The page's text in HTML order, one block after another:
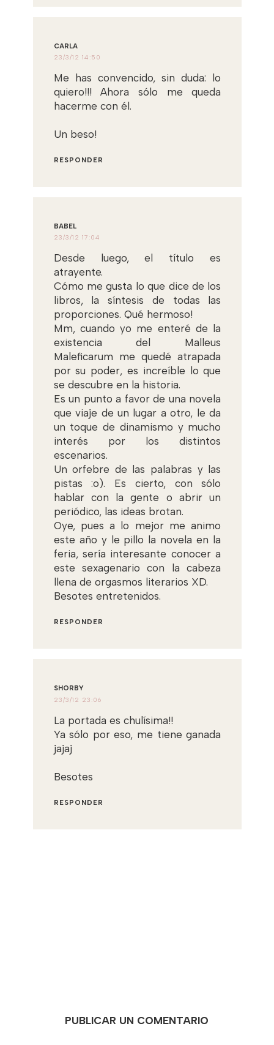
CARLA
23/3/12 14:50
Me has convencido, sin duda: lo
quiero!!! Ahora sólo me queda
hacerme con él.
Un beso!
RESPONDER
BABEL
23/3/12 17:04
Desde luego, el título es
atrayente.
Cómo me gusta lo que dice de los
libros, la síntesis de todas las
proporciones. Qué hermoso!
Mm, cuando yo me enteré de la
existencia del Malleus
Maleficarum me quedé atrapada
por su poder, es increíble lo que
se descubre en la historia.
Es un punto a favor de una novela
que viaje de un lugar a otro, le da
un toque de dinamismo y mucho
interés por los distintos
escenarios.
Un orfebre de las palabras y las
pistas :o). Es cierto, con sólo
hablar con la gente o abrir un
periódico, las ideas brotan.
Oye, pues a lo mejor me animo
este año y le pillo la novela en la
feria, sería interesante conocer a
este sexagenario con la cabeza
llena de orgasmos literarios XD.
Besotes entretenidos.
RESPONDER
SHORBY
23/3/12 23:06
La portada es chulísima!!
Ya sólo por eso, me tiene ganada
jajaj
Besotes
RESPONDER
PUBLICAR UN COMENTARIO